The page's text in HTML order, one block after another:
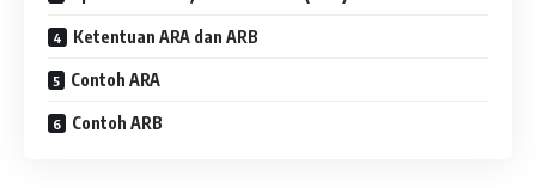
Ketentuan ARA dan ARB
Contoh ARA
Contoh ARB